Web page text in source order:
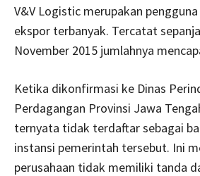
V&V Logistic merupakan
ekspor terbanyak. Tercatat
November 2015 jumlahnya
Ketika dikonfirmasi ke Dinas
Perdagangan Provinsi Jawa
ternyata tidak terdaftar sebagai
instansi pemerintah tersebut. Ini
perusahaan tidak memiliki tanda